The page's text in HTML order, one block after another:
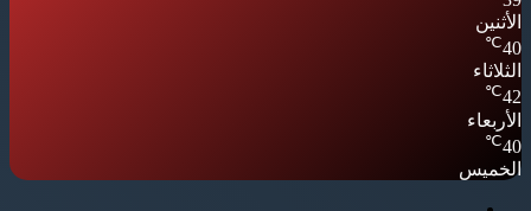
الأثنين
40
℃
الثلاثاء
42
℃
الأربعاء
40
℃
الخميس